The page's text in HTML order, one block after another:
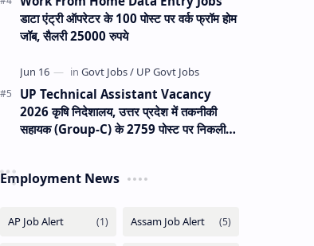
डाटा एंट्री ऑपरेटर के 100 पोस्ट पर वर्क फ्रॉम होम
जॉब, सैलरी 25000 रुपये
UP Technical Assistant Vacancy
2026 कृषि निदेशालय, उत्तर प्रदेश में तकनीकी
सहायक (Group-C) के 2759 पोस्ट पर निकली
Employment News